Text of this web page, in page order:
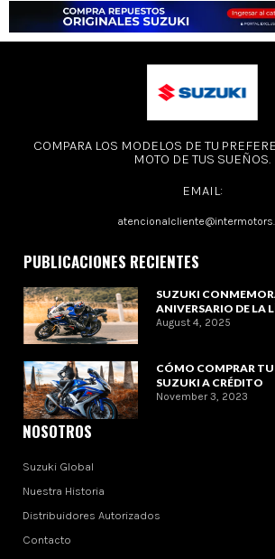
COMPARA LOS MODELOS DE TU
MOTO DE TUS SUEÑOS.
EMAIL:
PUBLICACIONES RECIENTES
SUZUKI
ANIVERSARIO DE LA
August 4, 2025
CÓMO COMPRAR
SUZUKI A CRÉDITO
November 3, 2023
NOSOTROS
Suzuki Global
Nuestra Historia
Distribuidores Autorizados
Contacto